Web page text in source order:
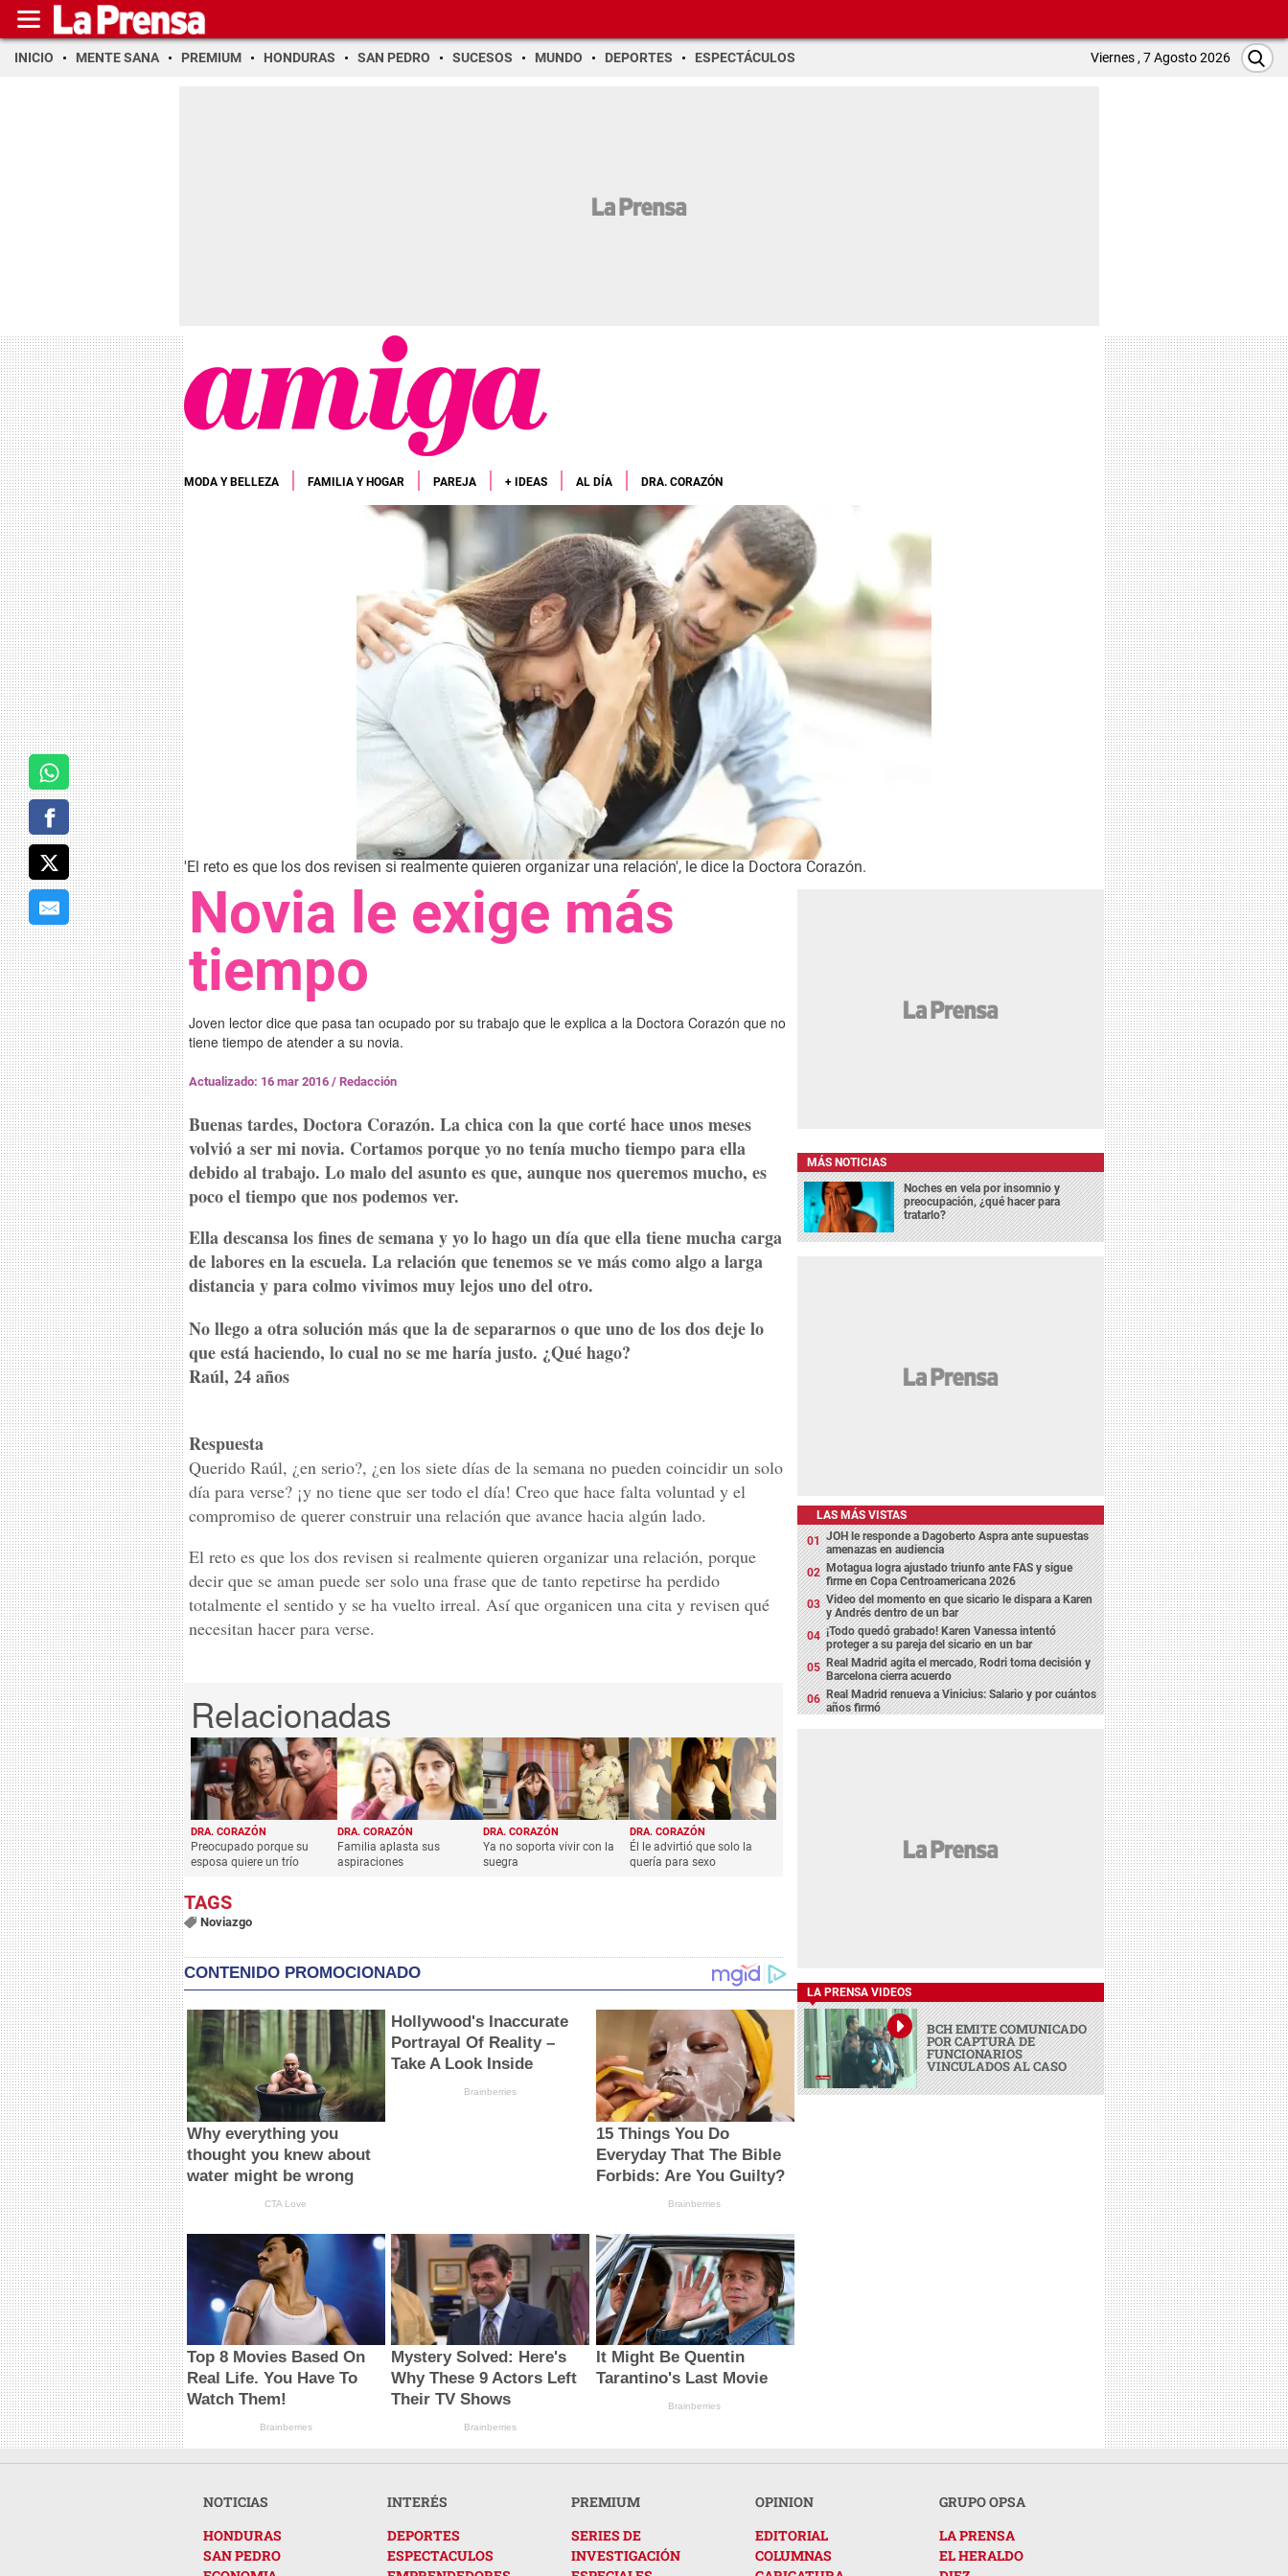
INICIO MENTE SANA PREMIUM HONDURAS SAN PEDRO SUCESOS MUNDO DEPORTES ESPECTÁCULOS Viernes , 7 Agosto 2026
MODA Y BELLEZA FAMILIA Y HOGAR PAREJA + IDEAS AL DÍA DRA. CORAZÓN
'El reto es que los dos revisen si realmente quieren organizar una relación', le dice la Doctora Corazón.
Novia le exige más
tiempo
Joven lector dice que pasa tan ocupado por su trabajo que le explica a la Doctora Corazón que no
tiene tiempo de atender a su novia.
Actualizado: 16 mar 2016 / Redacción
Buenas tardes, Doctora Corazón. La chica con la que corté hace unos meses
volvió a ser mi novia. Cortamos porque yo no tenía mucho tiempo para ella
debido al trabajo. Lo malo del asunto es que, aunque nos queremos mucho, es
poco el tiempo que nos podemos ver.
Ella descansa los fines de semana y yo lo hago un día que ella tiene mucha carga
de labores en la escuela. La relación que tenemos se ve más como algo a larga
distancia y para colmo vivimos muy lejos uno del otro.
No llego a otra solución más que la de separarnos o que uno de los dos deje lo
que está haciendo, lo cual no se me haría justo. ¿Qué hago?
Raúl, 24 años
Respuesta
Querido Raúl, ¿en serio?, ¿en los siete días de la semana no pueden coincidir un solo
día para verse? ¡y no tiene que ser todo el día! Creo que hace falta voluntad y el
compromiso de querer construir una relación que avance hacia algún lado.
El reto es que los dos revisen si realmente quieren organizar una relación, porque
decir que se aman puede ser solo una frase que de tanto repetirse ha perdido
totalmente el sentido y se ha vuelto irreal. Así que organicen una cita y revisen qué
necesitan hacer para verse.
DRA. CORAZÓN
Preocupado porque su
esposa quiere un trío
DRA. CORAZÓN
Familia aplasta sus
aspiraciones
DRA. CORAZÓN
Ya no soporta vivir con la
suegra
DRA. CORAZÓN
Él le advirtió que solo la
quería para sexo
Noviazgo
CONTENIDO PROMOCIONADO
Why everything you
thought you knew about
water might be wrong
CTA Love
Hollywood's Inaccurate
Portrayal Of Reality –
Take A Look Inside
Brainberries
15 Things You Do
Everyday That The Bible
Forbids: Are You Guilty?
Brainberries
Top 8 Movies Based On
Real Life. You Have To
Watch Them!
Brainberries
Mystery Solved: Here's
Why These 9 Actors Left
Their TV Shows
Brainberries
It Might Be Quentin
Tarantino's Last Movie
Brainberries
MÁS NOTICIAS
Noches en vela por insomnio y
preocupación, ¿qué hacer para
tratarlo?
LAS MÁS VISTAS
JOH le responde a Dagoberto Aspra ante supuestas
amenazas en audiencia
Motagua logra ajustado triunfo ante FAS y sigue
firme en Copa Centroamericana 2026
Video del momento en que sicario le dispara a Karen
y Andrés dentro de un bar
¡Todo quedó grabado! Karen Vanessa intentó
proteger a su pareja del sicario en un bar
Real Madrid agita el mercado, Rodri toma decisión y
Barcelona cierra acuerdo
Real Madrid renueva a Vinicius: Salario y por cuántos
años firmó
LA PRENSA VIDEOS
BCH EMITE COMUNICADO
POR CAPTURA DE
FUNCIONARIOS
VINCULADOS AL CASO
NOTICIAS
HONDURAS
SAN PEDRO
INTERÉS
DEPORTES
ESPECTACULOS
PREMIUM
SERIES DE
INVESTIGACIÓN
OPINION
EDITORIAL
COLUMNAS
GRUPO OPSA
LA PRENSA
EL HERALDO